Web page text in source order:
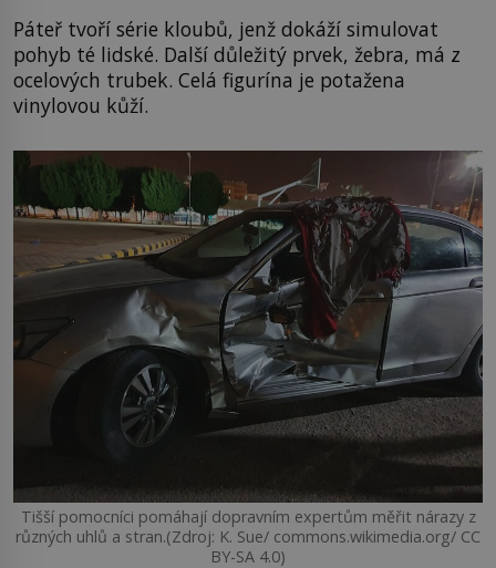
Páteř tvoří série kloubů, jenž dokáží simulovat
pohyb té lidské. Další důležitý prvek, žebra, má z
ocelových trubek. Celá figurína je potažena
vinylovou kůží.
Tišší pomocníci pomáhají dopravním expertům měřit nárazy z
různých uhlů a stran.(Zdroj: K. Sue/ commons.wikimedia.org/ CC
BY-SA 4.0)